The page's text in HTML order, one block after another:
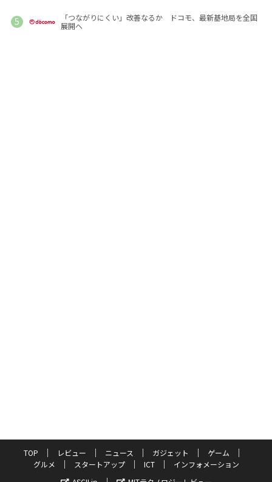
「つながりにくい」改善なるか ドコモ、最新基地局を全国
展開へ
TOP レビュー ニュース ガジェット
ゲーム
グルメ
スタートアップ ICT
インフォメーション